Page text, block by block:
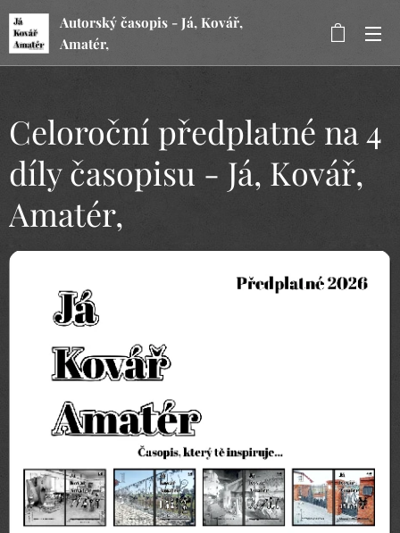
Autorský časopis - Já, Kovář,
Amatér,
Celoroční předplatné na 4
díly časopisu - Já, Kovář,
Amatér,